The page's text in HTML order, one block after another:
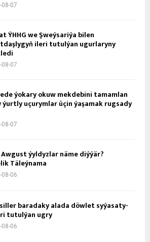
08-07
ÝHHG we Şweýsariýa bilen
ileri tutulýan ugurlaryny
08-07
ýokary okuw mekdebini tamamlan
ýurtly uçurymlar üçin ýaşamak rugsady
08-07
ýyldyzlar näme diýýär?
Täleýnama
08-06
ba­ra­da­ky ala­da döw­let sy­ýa­sa­ty­
tu­tul­ýan ug­ry
08-06